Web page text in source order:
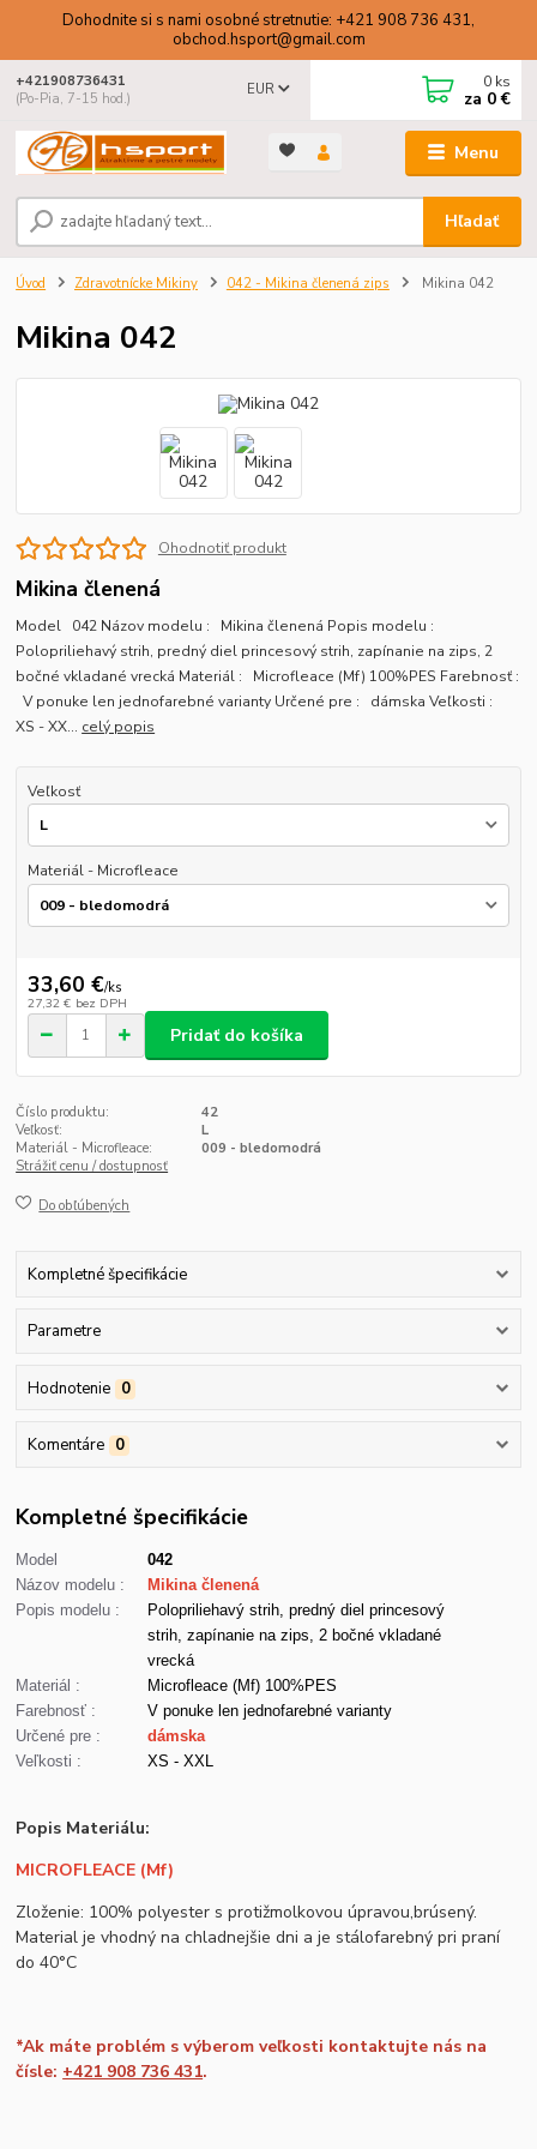
Dohodnite si s nami osobné stretnutie: +421 908 736 431,
obchod.hsport@gmail.com
Menu
EUR
Hľadať
+421908736431
(Po-Pia, 7-15 hod.)
0 ks
za 0 €
Úvod Zdravotnícke Mikiny 042 - Mikina členená zips Mikina 042
Mikina 042
Ohodnotiť produkt
Mikina členená
Model 042 Názov modelu : Mikina členená Popis modelu :
Polopriliehavý strih, predný diel princesový strih, zapínanie na zips, 2
bočné vkladané vrecká Materiál : Microfleace (Mf) 100%PES Farebnosť :
V ponuke len jednofarebné varianty Určené pre : dámska Veľkosti :
XS - XX... celý popis
Veľkosť
Materiál - Microfleace
33,60 €/ks
27,32 € bez DPH
Pridať do košíka
Číslo produktu:
42
Veľkosť:
L
Materiál - Microfleace:
009 - bledomodrá
Strážiť cenu / dostupnosť
Do obľúbených
Kompletné špecifikácie
Parametre
Hodnotenie 0
Komentáre 0
Kompletné špecifikácie
Model
042
Názov modelu :
Mikina členená
Popis modelu :
Polopriliehavý strih, predný diel princesový
strih, zapínanie na zips, 2 bočné vkladané
vrecká
Materiál :
Microfleace (Mf) 100%PES
Farebnosť :
V ponuke len jednofarebné varianty
Určené pre :
dámska
Veľkosti :
XS - XXL
Popis Materiálu:
MICROFLEACE (Mf)
Zloženie: 100% polyester s protižmolkovou úpravou,brúsený.
Material je vhodný na chladnejšie dni a je stálofarebný pri praní
do 40°C
*Ak máte problém s výberom veľkosti kontaktujte nás na
čísle: +421 908 736 431.